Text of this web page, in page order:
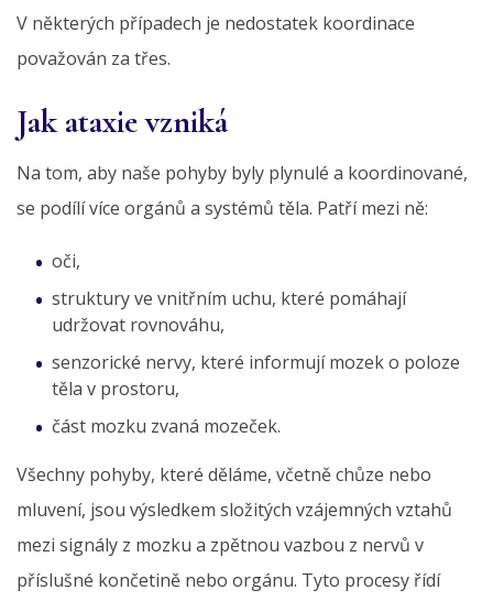
V některých případech je nedostatek koordinace
považován za třes.
Jak ataxie vzniká
Na tom, aby naše pohyby byly plynulé a koordinované,
se podílí více orgánů a systémů těla. Patří mezi ně:
oči,
struktury ve vnitřním uchu, které pomáhají
udržovat rovnováhu,
senzorické nervy, které informují mozek o poloze
těla v prostoru,
část mozku zvaná mozeček.
Všechny pohyby, které děláme, včetně chůze nebo
mluvení, jsou výsledkem složitých vzájemných vztahů
mezi signály z mozku a zpětnou vazbou z nervů v
příslušné končetině nebo orgánu. Tyto procesy řídí